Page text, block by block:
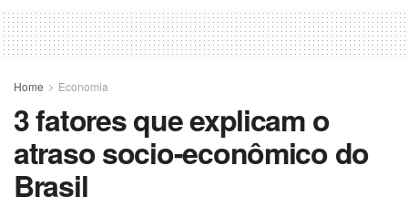
Home Economia
3 fatores que explicam o
atraso socio-econômico do
Brasil